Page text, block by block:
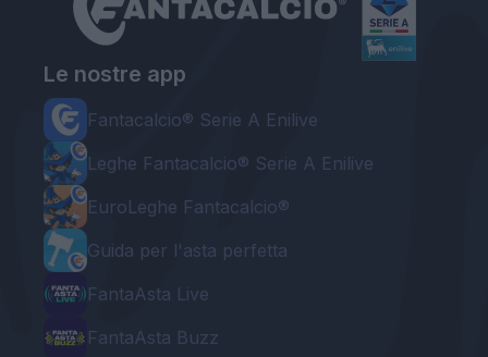
Le nostre app
Fantacalcio® Serie A Enilive
Leghe Fantacalcio® Serie A Enilive
EuroLeghe Fantacalcio®
Guida per l'asta perfetta
FantaAsta Live
FantaAsta Buzz